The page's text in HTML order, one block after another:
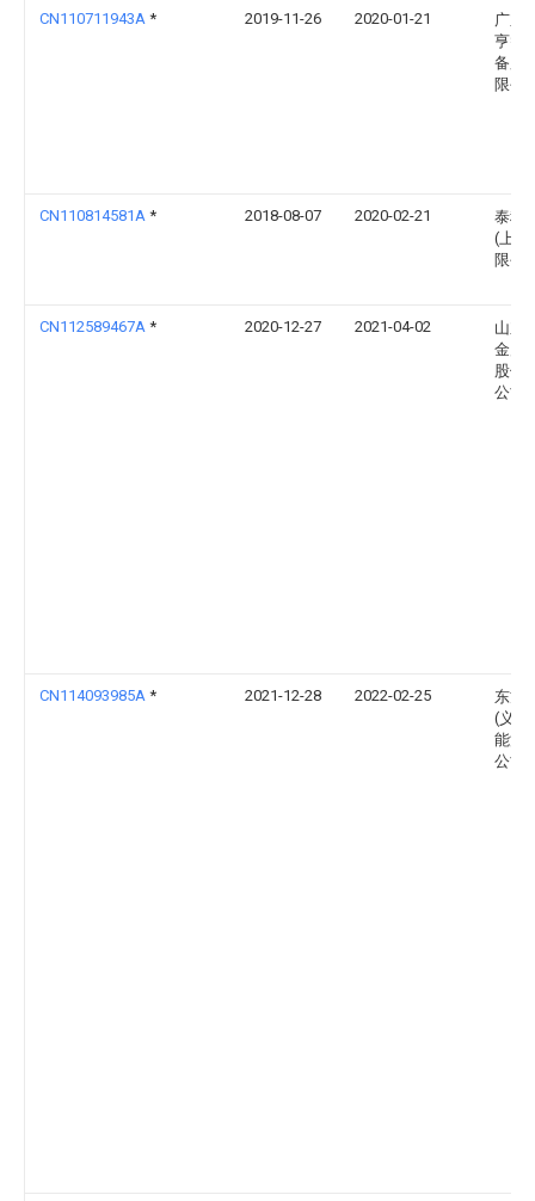
CN110711943A * 2019-11-26 2020-01-21
广东
亨智
备股
限公
CN110814581A * 2018-08-07 2020-02-21
泰科
(上海
限公
CN112589467A * 2020-12-27 2021-04-02
山东
金属
股份
公司
CN114093985A * 2021-12-28 2022-02-25
东方
(义乌
能源
公司